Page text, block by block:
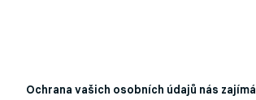
Ochrana vašich osobních údajů nás zajímá